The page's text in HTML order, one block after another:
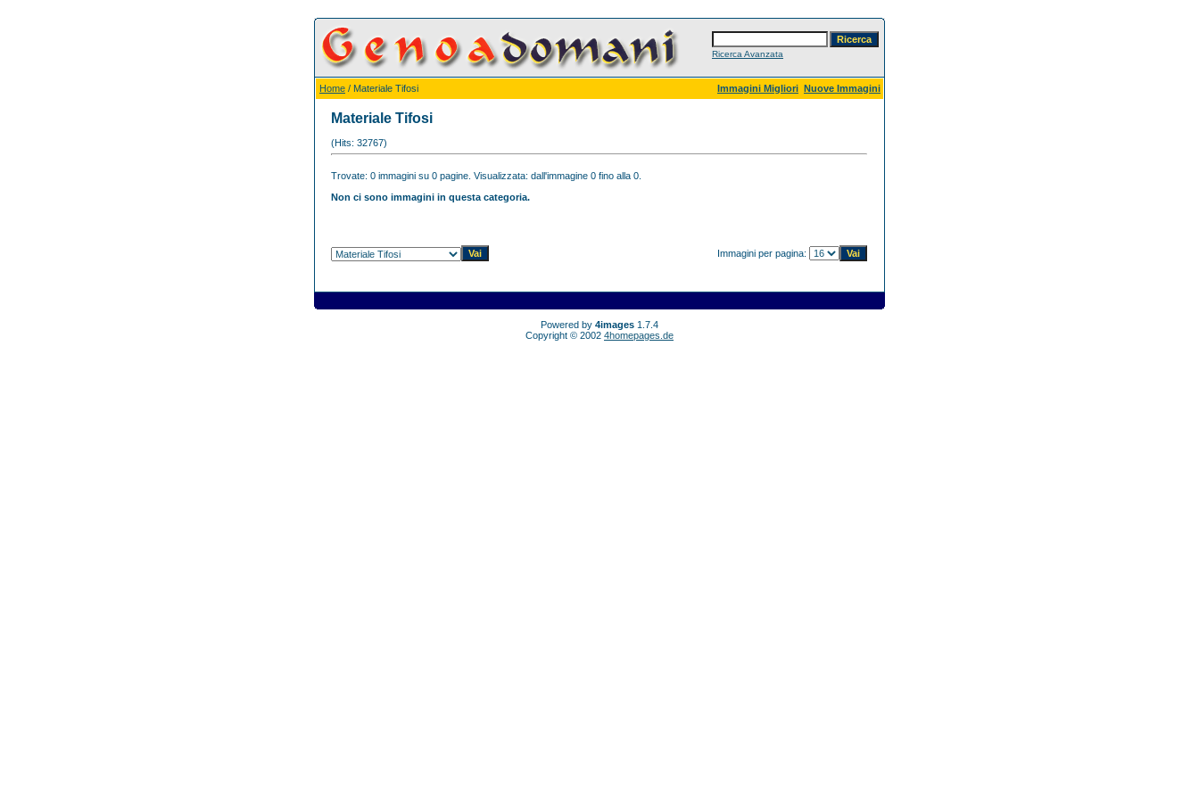
Ricerca Avanzata
Home / Materiale Tifosi Immagini Migliori Nuove Immagini
Materiale Tifosi
(Hits: 32767)
Trovate: 0 immagini su 0 pagine. Visualizzata: dall'immagine 0 fino alla 0.
Non ci sono immagini in questa categoria.
Immagini per pagina:
Powered by 4images 1.7.4
Copyright © 2002 4homepages.de